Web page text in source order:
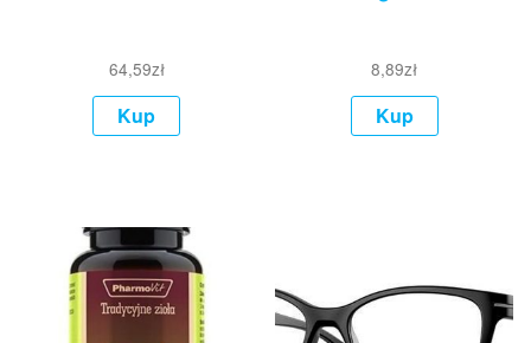
64,59zł
Kup
8,89zł
Kup